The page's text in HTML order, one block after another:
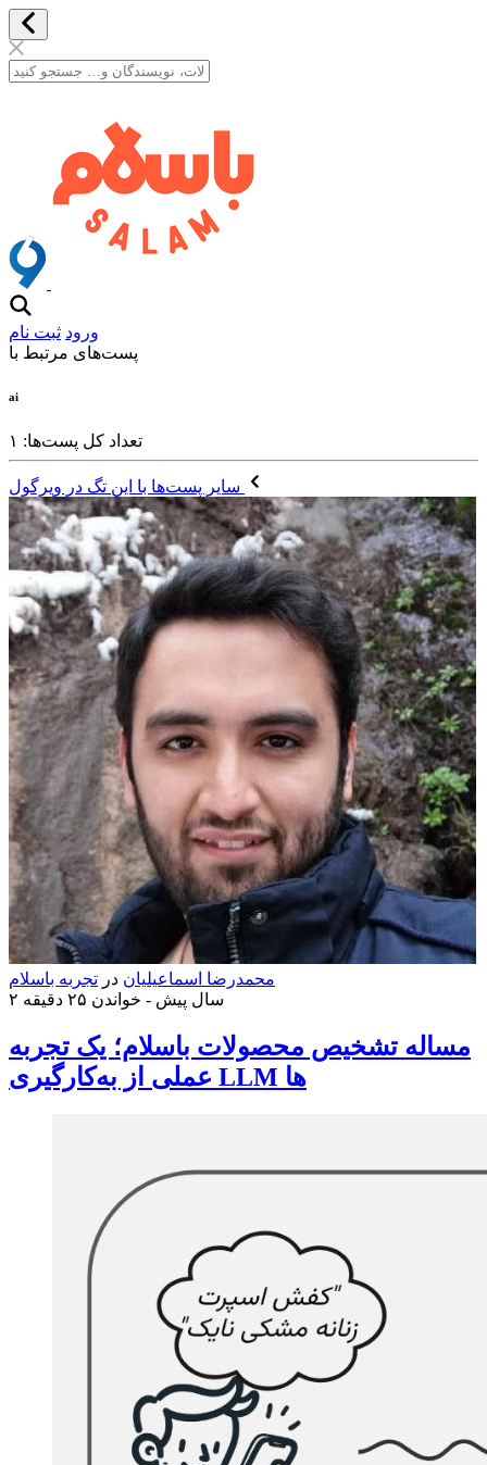
ورود ثبت نام
پست‌های مرتبط با
ai
تعداد کل پست‌ها: ۱
محمدرضا اسماعیلیان در تجربه باسلام
۲ سال پیش - خواندن ۲۵ دقیقه
مساله تشخیص محصولات باسلام؛ یک تجربه
عملی از به‌کارگیری LLM ها